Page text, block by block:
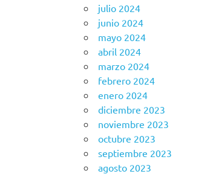
julio 2024
junio 2024
mayo 2024
abril 2024
marzo 2024
febrero 2024
enero 2024
diciembre 2023
noviembre 2023
octubre 2023
septiembre 2023
agosto 2023